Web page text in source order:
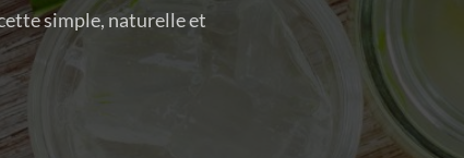
simple, naturelle et